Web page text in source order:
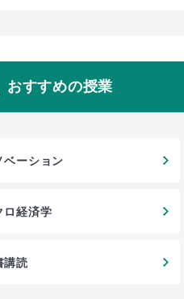
おすすめの授業
ベーション
ロ経済学
講読